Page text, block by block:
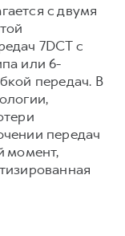
с двумя
7DCT с
или 6-
передач. В
передач
момент,